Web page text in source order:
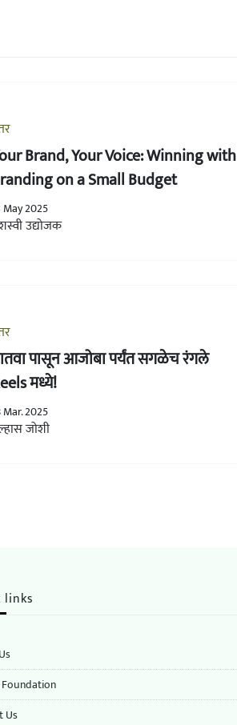
Brand, Your Voice: Winning with
on a Small Budget
May 2025
उद्योजक
पासून आजोबा पर्यंत सगळेच रंगले
मध्ये!
Mar. 2025
जोशी
links
Us